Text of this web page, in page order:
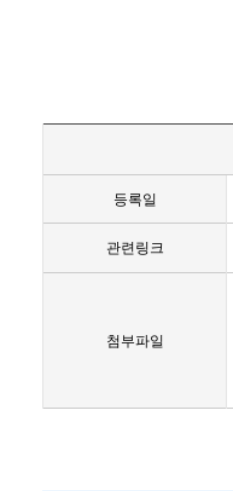
등록일
관련링크
첨부파일